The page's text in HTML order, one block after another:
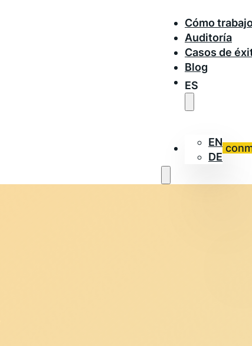
Cómo
Auditoría
Casos de
Blog
ES
EN
DE
Trabaja